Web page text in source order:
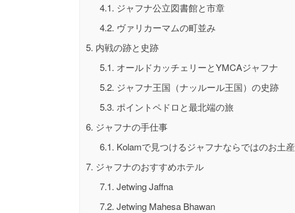
4.1. ジャフナ公立図書館と市章
4.2. ヴァリカーマムの町並み
5. 内戦の跡と史跡
5.1. オールドカッチェリーとYMCAジャフナ
5.2. ジャフナ王国（ナッルール王国）の史跡
5.3. ポイントペドロと最北端の旅
6. ジャフナの手仕事
6.1. Kolamで見つけるジャフナならではのお土産
7. ジャフナのおすすめホテル
7.1. Jetwing Jaffna
7.2. Jetwing Mahesa Bhawan